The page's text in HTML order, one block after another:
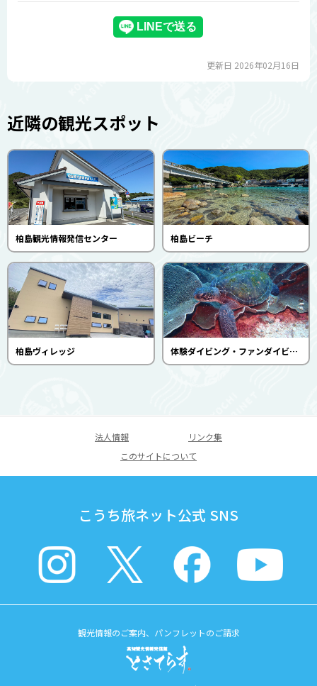
更新日 2026年02月16日
近隣の観光スポット
柏島観光情報発信センター 柏島ビーチ
柏島ヴィレッジ 体験ダイビング・ファンダイビング（マリンドリーム柏島）
法人情報
リンク集
このサイトについて
こうち旅ネット公式 SNS
観光情報のご案内、パンフレットのご請求